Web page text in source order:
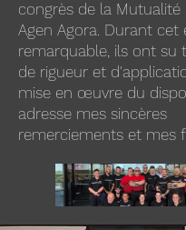
congrès de la Mutualité
Agen Agora. Durant cet
remarquable, ils ont su
de rigueur et
mise en œuvre du
adresse mes sincères
remerciements et mes
Nos services